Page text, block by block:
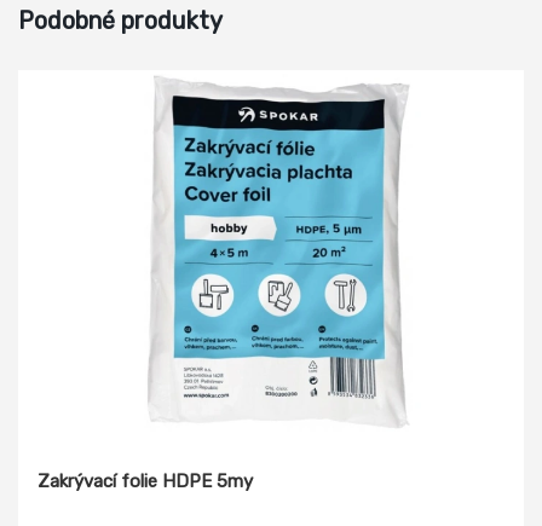
Podobné produkty
Zakrývací folie HDPE 5my